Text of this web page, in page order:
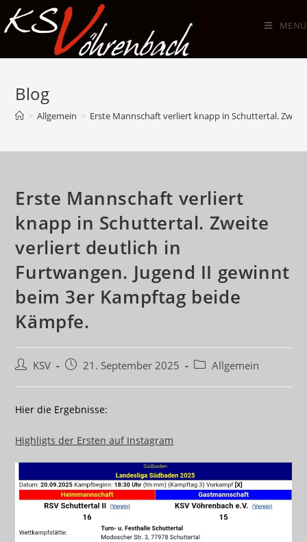
Zum
Inhalt
MENÜ
Blog
> Allgemein > Erste Mannschaft verliert knapp in Schuttertal.
Erste Mannschaft verliert
knapp in Schuttertal. Zweite
verliert deutlich in
Furtwangen. Jugend II gewinnt
beim 3er Kampftag beide
Kämpfe.
Beitrags-
KSV
Beitrag21. September 2025
Beitrags-
Allgemein
Hier die Ergebnisse:
Highligts der Ersten auf Instagram